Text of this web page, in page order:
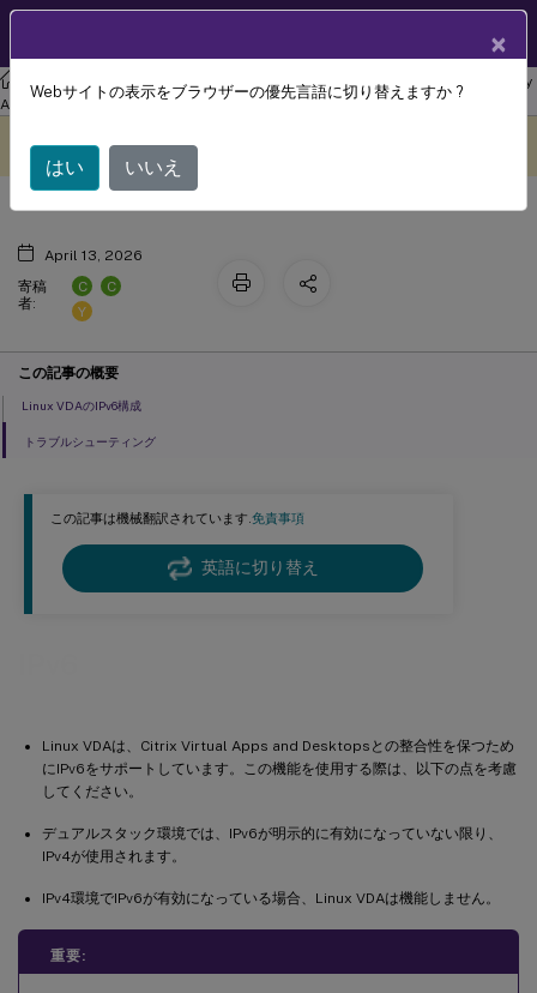
リナックス バーチャル デリバリー エージェント
Linux Virtual Delivery
Agent 2206
この記事は機械翻訳されています.免責事項
英語に切り替え
Linux VDAは、Citrix Virtual Apps and Desktopsとの整合性を保つため
にIPv6をサポートしています。この機能を使用する際は、以下の点を考慮
してください。
デュアルスタック環境では、IPv6が明示的に有効になっていない限り、
IPv4が使用されます。
IPv4環境でIPv6が有効になっている場合、Linux VDAは機能しません。
重要:
翻訳されています。
IPv6
April 13, 2026
寄稿
者:
C
C
Y
この記事の概要
Linux VDAのIPv6構成
トラブルシューティング
×
Webサイトの表示をブラウザーの優先言語に切り替えますか ?
はい いいえ